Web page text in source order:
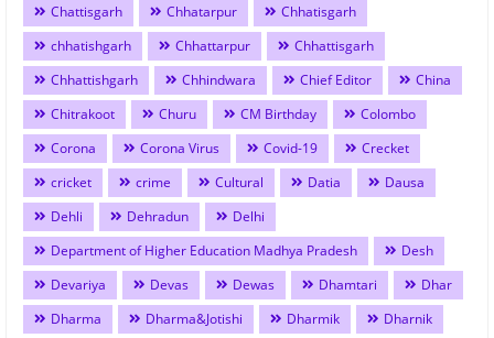
Chattisgarh
Chhatarpur
Chhatisgarh
chhatishgarh
Chhattarpur
Chhattisgarh
Chhattishgarh
Chhindwara Chief Editor
China
Chitrakoot
Churu CM Birthday
Colombo
Corona
Corona Virus Covid-19
Crecket
cricket
crime Cultural Datia
Dausa
Dehli
Dehradun
Delhi
Department of Higher Education Madhya Pradesh
Desh
Devariya
Devas Dewas Dhamtari
Dhar
Dharma
Dharma&Jotishi Dharmik Dharnik